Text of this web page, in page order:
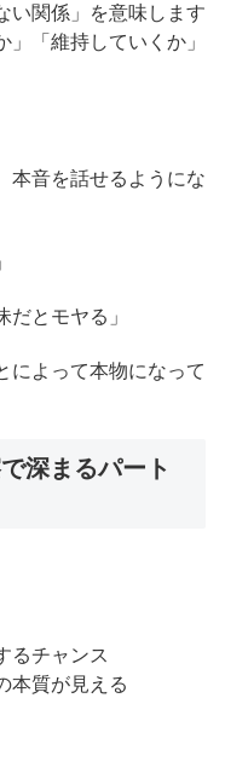
い関係」を意味します
「維持していくか」
本音を話せるようにな
だとモヤる」
によって本物になって
深まるパート
るチャンス
本質が見える